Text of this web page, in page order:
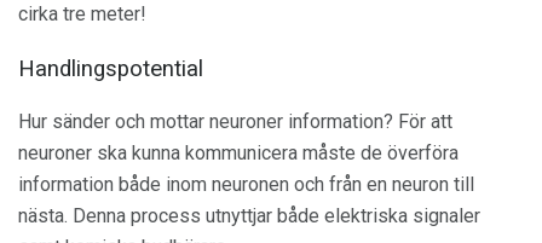
cirka tre meter!
Handlingspotential
Hur sänder och mottar neuroner information? För att
neuroner ska kunna kommunicera måste de överföra
information både inom neuronen och från en neuron till
nästa. Denna process utnyttjar både elektriska signaler